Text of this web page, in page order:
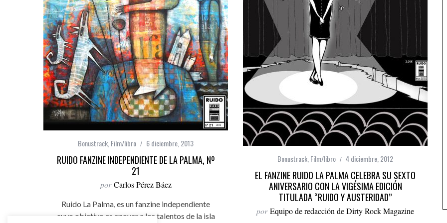
Bonustrack Film/libro 6 diciembre, 2013
RUIDO FANZINE INDEPENDIENTE DE LA PALMA, Nº
21
por Carlos Pérez Báez
Ruido La Palma, es un fanzine independiente
cuyo objetivo es apoyar a los talentos de la isla
Bonustrack Film/libro 4 diciembre, 2012
EL FANZINE RUIDO LA PALMA CELEBRA SU SEXTO
ANIVERSARIO CON LA VIGÉSIMA EDICIÓN
TITULADA “RUIDO Y AUSTERIDAD”
por Equipo de redacción de Dirty Rock Magazine